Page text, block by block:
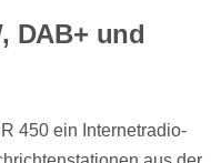
DAB+ und
450 ein Internetradio-